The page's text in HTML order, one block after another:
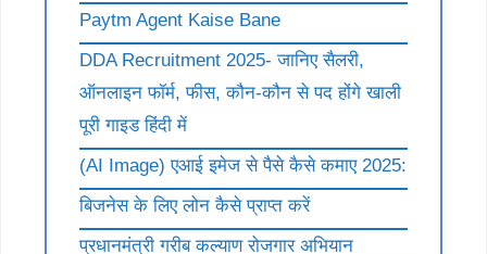
Paytm Agent Kaise Bane
DDA Recruitment 2025- जानिए सैलरी,
ऑनलाइन फॉर्म, फीस, कौन-कौन से पद होंगे खाली
पूरी गाइड हिंदी में
(AI Image) एआई इमेज से पैसे कैसे कमाए 2025:
बिजनेस के लिए लोन कैसे प्राप्त करें
प्रधानमंत्री गरीब कल्याण रोजगार अभियान